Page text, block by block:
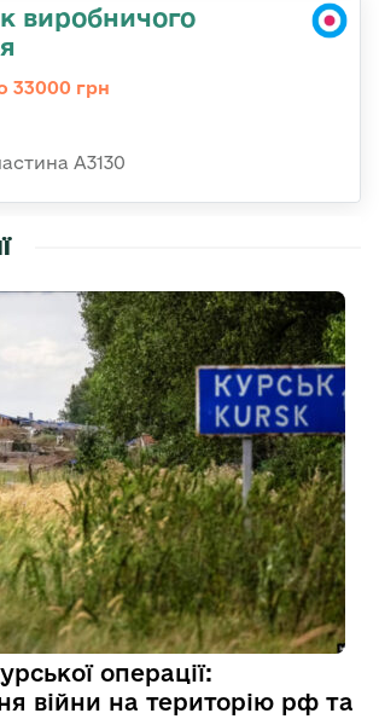
виробничого
33000 грн
А3130
операції:
війни на територію рф та